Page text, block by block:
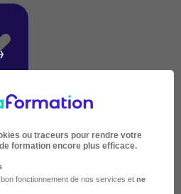
Très courte
ou traceurs pour rendre votre
formation encore plus efficace.
fonctionnement de nos services et ne